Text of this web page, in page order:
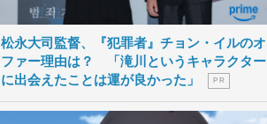
松永大司監督、『犯罪者』チョン・イルのオ
ファー理由は？ 「滝川というキャラクター
に出会えたことは運が良かった」
P R